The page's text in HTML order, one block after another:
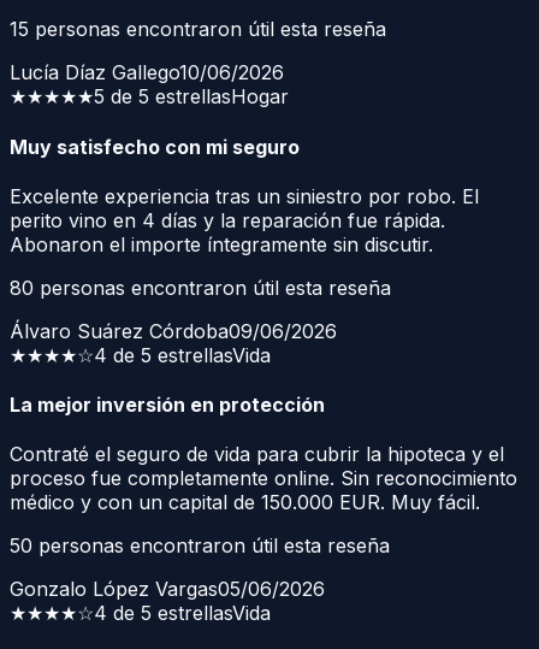
15 personas encontraron útil esta reseña
Lucía Díaz Gallego10/06/2026
★★★★★5 de 5 estrellasHogar
Muy satisfecho con mi seguro
Excelente experiencia tras un siniestro por robo. El
perito vino en 4 días y la reparación fue rápida.
Abonaron el importe íntegramente sin discutir.
80 personas encontraron útil esta reseña
Álvaro Suárez Córdoba09/06/2026
★★★★☆4 de 5 estrellasVida
La mejor inversión en protección
Contraté el seguro de vida para cubrir la hipoteca y el
proceso fue completamente online. Sin reconocimiento
médico y con un capital de 150.000 EUR. Muy fácil.
50 personas encontraron útil esta reseña
Gonzalo López Vargas05/06/2026
★★★★☆4 de 5 estrellasVida